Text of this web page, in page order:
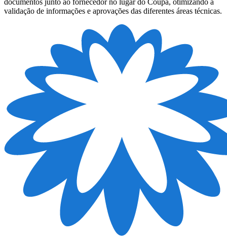
documentos junto ao fornecedor no lugar do Coupa, otimizando a
validação de informações e aprovações das diferentes áreas técnicas.